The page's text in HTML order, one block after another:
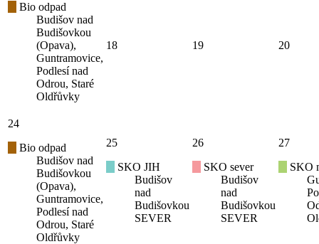
Bio odpad
Budišov nad
Budišovkou
(Opava),
Guntramovice,
Podlesí nad
Odrou, Staré
Oldřůvky
18 19 20
24
Bio odpad
Budišov nad
Budišovkou
(Opava),
Guntramovice,
Podlesí nad
Odrou, Staré
Oldřůvky
25
SKO JIH
Budišov
nad
Budišovkou
SEVER
26
SKO sever
Budišov
nad
Budišovkou
SEVER
27
SKO